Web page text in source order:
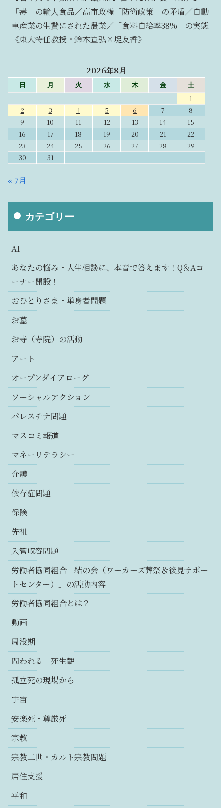
「毒」の輸入食品／高市政権「防衛政策」の矛盾／自動
車産業の生贄にされた農業／「食料自給率38%」の実態
《東大特任教授・鈴木宣弘×堤友香》
2026年8月
日 月 火 水 木 金 土
1
2
3 4 5 6 7
8
9
10 11 12 13 14
15
16
17 18 19 20 21
22
23
24 25 26 27 28
29
30
31
« 7月
カテゴリー
AI
あなたの悩み・人生相談に、本音で答えます！Q＆Aコ
ーナー開設！
おひとりさま・単身者問題
お墓
お寺（寺院）の活動
アート
オープンダイアローグ
ソーシャルアクション
パレスチナ問題
マスコミ報道
マネーリテラシー
介護
依存症問題
保険
先祖
入管収容問題
労働者協同組合「結の会（ワーカーズ葬祭＆後見サポー
トセンター）」の活動内容
労働者協同組合とは？
動画
周没期
問われる「死生観」
孤立死の現場から
宇宙
安楽死・尊厳死
宗教
宗教二世・カルト宗教問題
居住支援
平和